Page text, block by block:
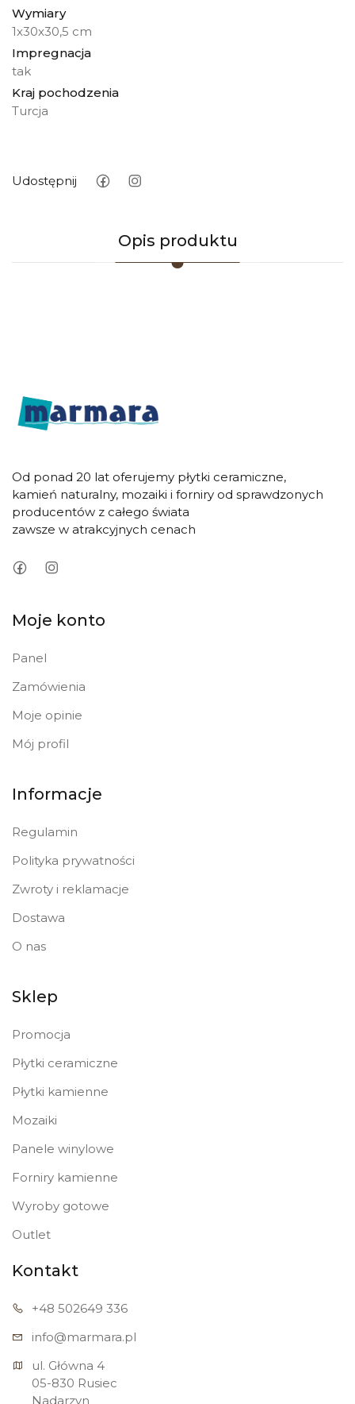
Wymiary
1x30x30,5 cm
Impregnacja
tak
Kraj pochodzenia
Turcja
Udostępnij
Opis produktu
Od ponad 20 lat oferujemy płytki ceramiczne,
kamień naturalny, mozaiki i forniry od sprawdzonych
producentów z całego świata
zawsze w atrakcyjnych cenach
Moje konto
Panel
Zamówienia
Moje opinie
Mój profil
Informacje
Regulamin
Polityka prywatności
Zwroty i reklamacje
Dostawa
O nas
Sklep
Promocja
Płytki ceramiczne
Płytki kamienne
Mozaiki
Panele winylowe
Forniry kamienne
Wyroby gotowe
Outlet
Kontakt
+48 502649 336
info@marmara.pl
ul. Główna 4
05-830 Rusiec
Nadarzyn